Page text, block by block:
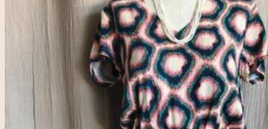
Recherche
pour :
Se connecter
Votre panier est vide.
0